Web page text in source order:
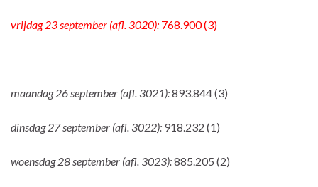
vrijdag 23 september (afl. 3020): 768.900 (3)
maandag 26 september (afl. 3021):893.844 (3)
dinsdag 27 september (afl. 3022): 918.232 (1)
woensdag 28 september (afl. 3023):885.205 (2)